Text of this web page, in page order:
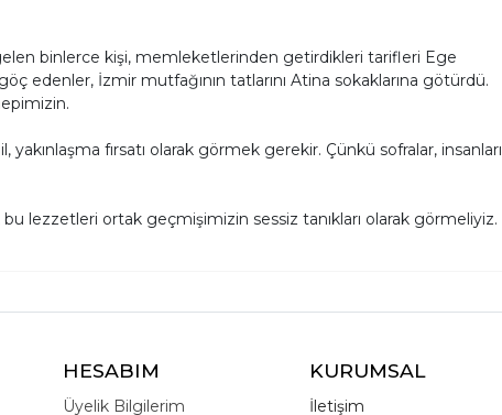
binlerce kişi, memleketlerinden getirdikleri tarifleri Ege
edenler, İzmir mutfağının tatlarını Atina sokaklarına götürdü.
fırsatı olarak görmek gerekir. Çünkü sofralar, insanları
lezzetleri ortak geçmişimizin sessiz tanıkları olarak görmeliyiz.
HESABIM
Üyelik Bilgilerim
KURUMSAL
İletişim